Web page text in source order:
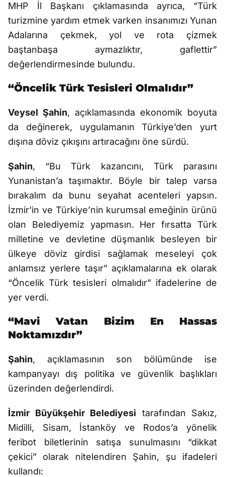
MHP İl Başkanı çıklamasında ayrıca, “Türk
turizmine yardım etmek varken insanımızı Yunan
Adalarına çekmek, yol ve rota çizmek
baştanbaşa aymazlıktır, gaflettir”
değerlendirmesinde bulundu.
“Öncelik Türk Tesisleri Olmalıdır”
Veysel Şahin, açıklamasında ekonomik boyuta
da değinerek, uygulamanın Türkiye’den yurt
dışına döviz çıkışını artıracağını öne sürdü.
Şahin, “Bu Türk kazancını, Türk parasını
Yunanistan’a taşımaktır. Böyle bir talep varsa
bırakalım da bunu seyahat acenteleri yapsın.
İzmir’in ve Türkiye’nin kurumsal emeğinin ürünü
olan Belediyemiz yapmasın. Her fırsatta Türk
milletine ve devletine düşmanlık besleyen bir
ülkeye döviz girdisi sağlamak meseleyi çok
anlamsız yerlere taşır” açıklamalarına ek olarak
“Öncelik Türk tesisleri olmalıdır” ifadelerine de
yer verdi.
“Mavi Vatan Bizim En Hassas
Noktamızdır”
Şahin, açıklamasının son bölümünde ise
kampanyayı dış politika ve güvenlik başlıkları
üzerinden değerlendirdi.
İzmir Büyükşehir Belediyesi tarafından Sakız,
Midilli, Sisam, İstanköy ve Rodos’a yönelik
feribot biletlerinin satışa sunulmasını “dikkat
çekici” olarak nitelendiren Şahin, şu ifadeleri
kullandı: